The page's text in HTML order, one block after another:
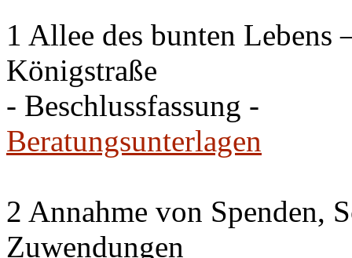
1 Allee des bunten Lebens
Königstraße
- Beschlussfassung -
Beratungsunterlagen
2 Annahme von Spenden,
Zuwendungen